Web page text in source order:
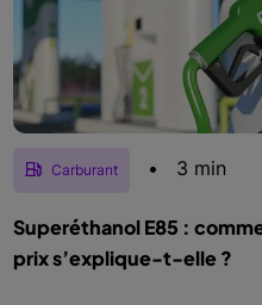
Carburant • 3 min
Superéthanol E85 :
prix s’explique-t-elle ?